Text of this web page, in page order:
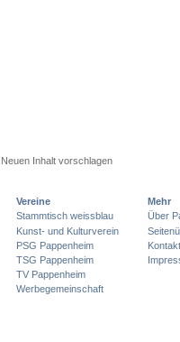
Neuen Inhalt vorschlagen
Vereine
Stammtisch weissblau
Kunst- und Kulturverein
PSG Pappenheim
TSG Pappenheim
TV Pappenheim
Werbegemeinschaft
Mehr
Über
Kontakt